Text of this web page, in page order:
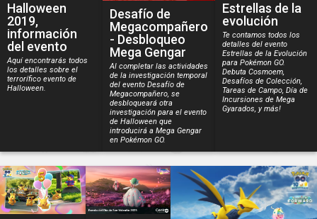
Halloween
2019,
información
del evento
Aquí encontrarás todos
los detalles sobre el
terrorífico evento de
Halloween.
Desafío de
Megacompañero
- Desbloqueo
Mega Gengar
Al completar las actividades
de la investigación temporal
del evento Desafío de
Megacompañero, se
desbloqueará otra
investigación para el evento
de Halloween que
introducirá a Mega Gengar
en Pokémon GO.
Estrellas de la
evolución
Te contamos todos los
detalles del evento
Estrellas de la Evolución
para Pokémon GO.
Debuta Cosmoem,
Desafíos de Colección,
Tareas de Campo, Día de
Incursiones de Mega
Gyarados, y más!